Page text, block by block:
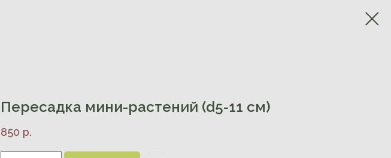
Пересадка мини-растений (d5-11 см)
850 р.